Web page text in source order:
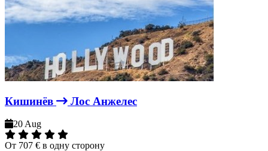
Кишинёв Лос Анжелес
20 Aug
От 707 € в одну сторону